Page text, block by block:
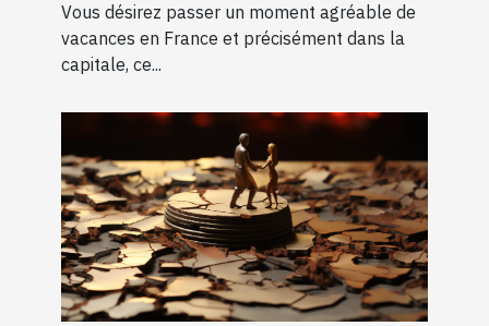
Vous désirez passer un moment agréable de
vacances en France et précisément dans la
capitale, ce...